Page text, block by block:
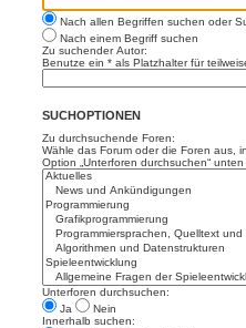
Nach allen Begriffen suchen oder
Nach einem Begriff suchen
Zu suchender Autor:
Benutze ein * als Platzhalter für
SUCHOPTIONEN
Zu durchsuchende Foren:
Wähle das Forum oder die Foren aus,
Option „Unterforen durchsuchen“
Unterforen durchsuchen:
Ja
Nein
Innerhalb suchen: